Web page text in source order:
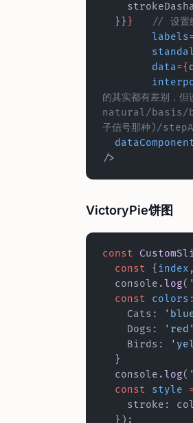
  }}
}
// 设置
	labels
	data
={
的其实都有差别，
natural/basis/
子信号那种)/
/>
VictoryPie饼图
const
  const
{ index
  console.
log(
  const
colors
    Cats:
    Dogs:
    Birds:
  }
  console.
log(
  const
style
stroke:
  });